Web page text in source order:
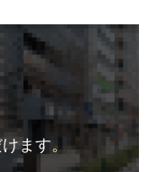
ます。